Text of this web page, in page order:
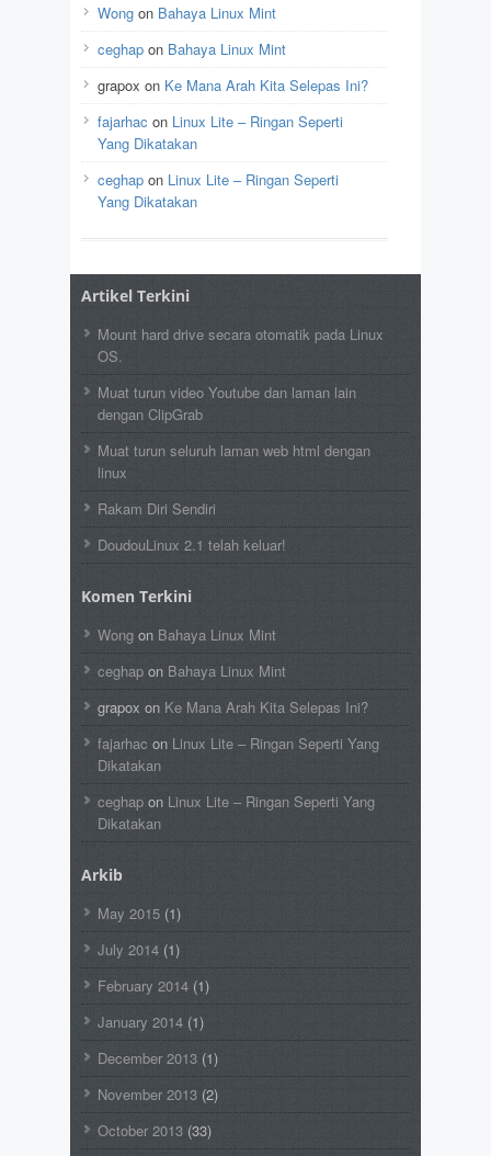
Wong on Bahaya Linux Mint
ceghap on Bahaya Linux Mint
grapox on Ke Mana Arah Kita Selepas Ini?
fajarhac on Linux Lite – Ringan Seperti
Yang Dikatakan
ceghap on Linux Lite – Ringan Seperti
Yang Dikatakan
Artikel Terkini
Mount hard drive secara otomatik pada Linux
OS.
Muat turun video Youtube dan laman lain
dengan ClipGrab
Muat turun seluruh laman web html dengan
linux
Rakam Diri Sendiri
DoudouLinux 2.1 telah keluar!
Komen Terkini
Wong on Bahaya Linux Mint
ceghap on Bahaya Linux Mint
grapox on Ke Mana Arah Kita Selepas Ini?
fajarhac on Linux Lite – Ringan Seperti Yang
Dikatakan
ceghap on Linux Lite – Ringan Seperti Yang
Dikatakan
Arkib
May 2015 (1)
July 2014 (1)
February 2014 (1)
January 2014 (1)
December 2013 (1)
November 2013 (2)
October 2013 (33)